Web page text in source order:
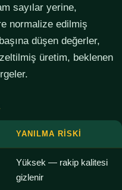
sayılar yerine,
normalize edilmiş
düşen değerler,
üretim, beklenen
YANILMA RISKI
Yüksek — rakip kalitesi
gizlenir